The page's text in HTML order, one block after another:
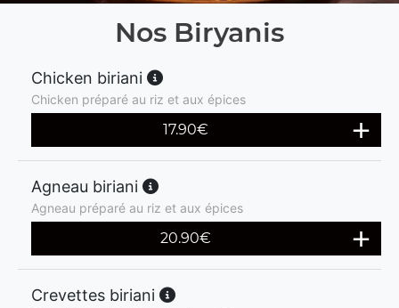
Nos Biryanis
Chicken biriani
Chicken préparé au riz et aux épices
17.90€
Agneau biriani
Agneau préparé au riz et aux épices
20.90€
Crevettes biriani